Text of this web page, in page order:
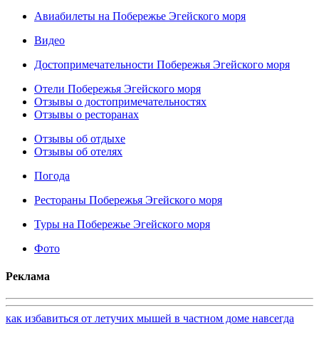
Авиабилеты на Побережье Эгейского моря
Видео
Достопримечательности Побережья Эгейского моря
Отели Побережья Эгейского моря
Отзывы о достопримечательностях
Отзывы о ресторанах
Отзывы об отдыхе
Отзывы об отелях
Погода
Рестораны Побережья Эгейского моря
Туры на Побережье Эгейского моря
Фото
Реклама
как избавиться от летучих мышей в частном доме навсегда